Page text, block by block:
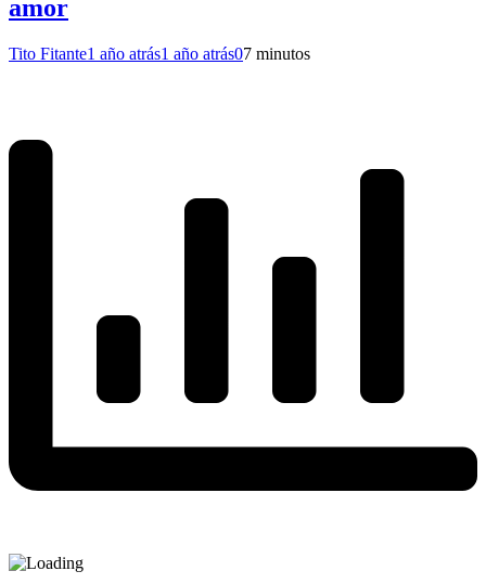
amor
Tito Fitante1 año atrás1 año atrás07 minutos